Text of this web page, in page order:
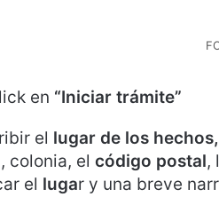
en “Iniciar trámite”
el lugar de los hechos,
colonia, el código postal,
el lugar y una breve